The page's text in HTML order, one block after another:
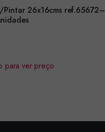
Pintar 26x16cms ref.65672–
para ver preço